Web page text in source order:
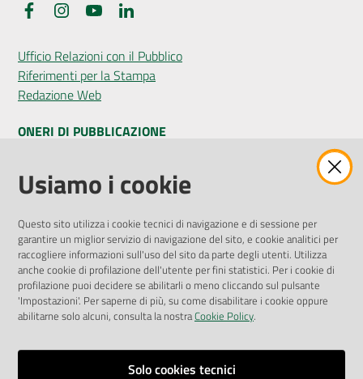
FacebookInstagramYouTube
Ufficio Relazioni con il Pubblico
Riferimenti per la Stampa
Redazione Web
ONERI DI PUBBLICAZIONE
Amministrazione Trasparente
Pubblicità legale
Privacy Policy
Attuazione Misure PNRR
Liste di Attesa
ENTI, IMPRESE E PARTNER
Fatturazione Elettronica
Usiamo i cookie
Questo sito utilizza i cookie tecnici di navigazione e di sessione per
garantire un miglior servizio di navigazione del sito, e cookie analitici per
raccogliere informazioni sull'uso del sito da parte degli utenti. Utilizza
anche cookie di profilazione dell'utente per fini statistici. Per i cookie di
profilazione puoi decidere se abilitarli o meno cliccando sul pulsante
'Impostazioni'. Per saperne di più, su come disabilitare i cookie oppure
abilitarne solo alcuni, consulta la nostraCookie Policy.
Solo cookies tecnici